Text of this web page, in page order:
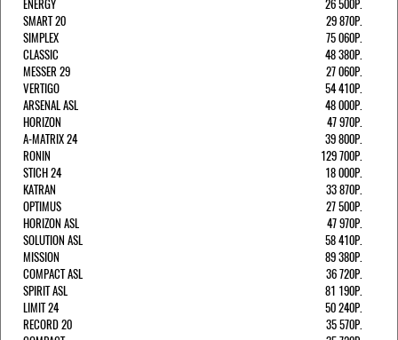
ENERGY
26 500Р.
SMART 20
29 870Р.
SIMPLEX
75 060Р.
CLASSIC
48 380Р.
MESSER 29
27 060Р.
VERTIGO
54 410Р.
ARSENAL ASL
48 000Р.
HORIZON
47 970Р.
A-MATRIX 24
39 800Р.
RONIN
129 700Р.
STICH 24
18 000Р.
KATRAN
33 870Р.
OPTIMUS
27 500Р.
HORIZON ASL
47 970Р.
SOLUTION ASL
58 410Р.
MISSION
89 380Р.
COMPACT ASL
36 720Р.
SPIRIT ASL
81 190Р.
LIMIT 24
50 240Р.
RECORD 20
35 570Р.